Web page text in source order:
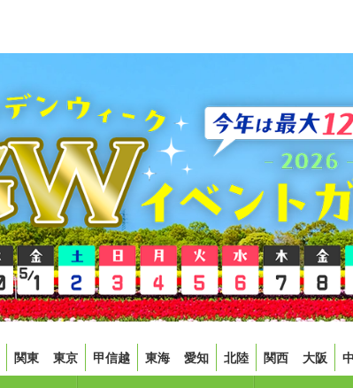
関東 東京 甲信越 東海 愛知 北陸 関西 大阪